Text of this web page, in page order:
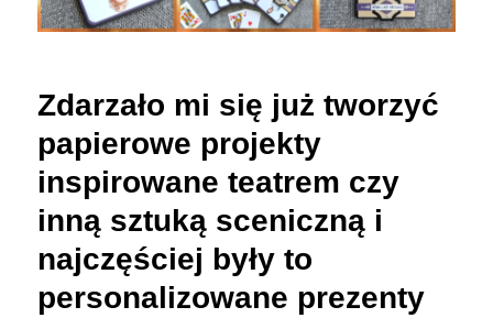
Zdarzało mi się już tworzyć
papierowe projekty
inspirowane teatrem czy
inną sztuką sceniczną i
najczęściej były to
personalizowane prezenty